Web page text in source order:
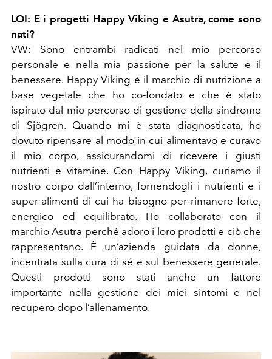
LOI: E i progetti Happy Viking e Asutra, come sono
nati?
VW: Sono entrambi radicati nel mio percorso
personale e nella mia passione per la salute e il
benessere. Happy Viking è il marchio di nutrizione a
base vegetale che ho co-fondato e che è stato
ispirato dal mio percorso di gestione della sindrome
di Sjögren. Quando mi è stata diagnosticata, ho
dovuto ripensare al modo in cui alimentavo e curavo
il mio corpo, assicurandomi di ricevere i giusti
nutrienti e vitamine. Con Happy Viking, curiamo il
nostro corpo dall’interno, fornendogli i nutrienti e i
super-alimenti di cui ha bisogno per rimanere forte,
energico ed equilibrato. Ho collaborato con il
marchio Asutra perché adoro i loro prodotti e ciò che
rappresentano. È un’azienda guidata da donne,
incentrata sulla cura di sé e sul benessere generale.
Questi prodotti sono stati anche un fattore
importante nella gestione dei miei sintomi e nel
recupero dopo l’allenamento.